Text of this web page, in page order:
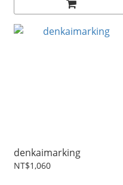
denkaimarking
NT$1,060